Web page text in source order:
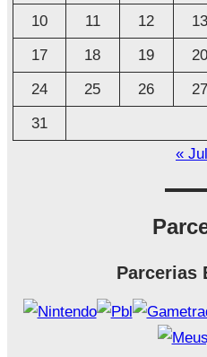
o
10
11 12 13
17
18 19 20
24
25 26 27
31
« Jul
Parcerias